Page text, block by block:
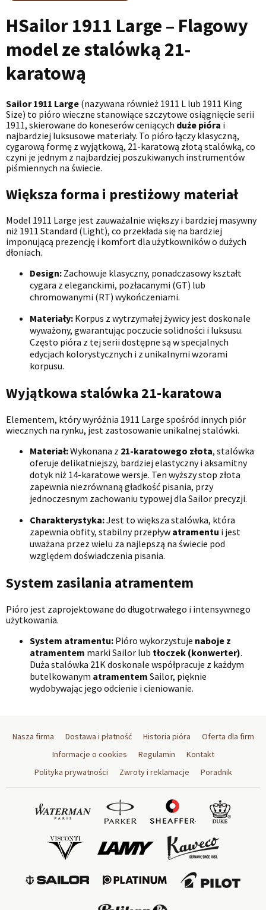
HSailor 1911 Large – Flagowy
model ze stalówką 21-
karatową
Sailor 1911 Large (nazywana również 1911 L lub 1911 King
Size) to pióro wieczne stanowiące szczytowe osiągnięcie serii
1911, skierowane do koneserów ceniących duże pióra i
najbardziej luksusowe materiały. To pióro łączy klasyczną,
cygarową formę z wyjątkową, 21-karatową złotą stalówką, co
czyni je jednym z najbardziej poszukiwanych instrumentów
piśmiennych na świecie.
Większa forma i prestiżowy materiał
Model 1911 Large jest zauważalnie większy i bardziej masywny
niż 1911 Standard (Light), co przekłada się na bardziej
imponującą prezencję i komfort dla użytkowników o dużych
dłoniach.
Design: Zachowuje klasyczny, ponadczasowy kształt
cygara z eleganckimi, pozłacanymi (GT) lub
chromowanymi (RT) wykończeniami.
Materiały: Korpus z wytrzymałej żywicy jest doskonale
wyważony, gwarantując poczucie solidności i luksusu.
Często pióra z tej serii dostępne są w specjalnych
edycjach kolorystycznych i z unikalnymi wzorami
korpusu.
Wyjątkowa stalówka 21-karatowa
Elementem, który wyróżnia 1911 Large spośród innych piór
wiecznych na rynku, jest zastosowanie unikalnej stalówki.
Materiał:Wykonana z 21-karatowego złota, stalówka
oferuje delikatniejszy, bardziej elastyczny i aksamitny
dotyk niż 14-karatowe wersje. Ten wyższy stop złota
zapewnia niezrównaną gładkość pisania, przy
jednoczesnym zachowaniu typowej dla Sailor precyzji.
Charakterystyka:Jest to większa stalówka, która
zapewnia obfity, stabilny przepływ atramentu i jest
uważana przez wielu za najlepszą na świecie pod
względem doświadczenia pisania.
System zasilania atramentem
Pióro jest zaprojektowane do długotrwałego i intensywnego
użytkowania.
System atramentu: Pióro wykorzystuje naboje z
atramentem marki Sailor lub tłoczek (konwerter).
Duża stalówka 21K doskonale współpracuje z każdym
butelkowanym atramentem Sailor, pięknie
wydobywając jego odcienie i cieniowanie.
Nasza firma Dostawa i płatność Historia pióra
Oferta dla firm
Informacje o cookies
Regulamin
Kontakt
Polityka prywatności
Zwroty i reklamacje Poradnik